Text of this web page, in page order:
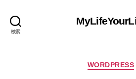
検索
カ
WORDPRESS